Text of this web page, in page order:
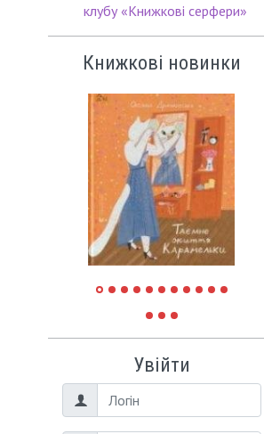
клубу «Книжкові серфери»
Книжкові новинки
Увійти
Логін